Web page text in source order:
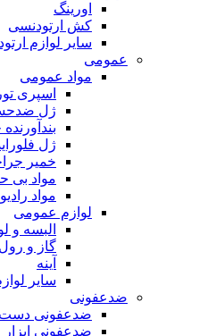
اورینگ
کش ارتودنسی
سایر لوازم
عمومی
مواد عمومی
اسپری
ژل
ژل
خمیر
مواد بی
مواد
لوازم عمومی
البسه و
گاز و رول
آینه
سایر
ضدعفونی
ضدعفونی دست
ضدعفونی ابزار